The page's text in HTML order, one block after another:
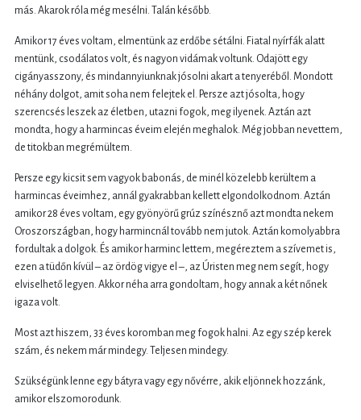
más. Akarok róla még mesélni. Talán később.
Amikor 17 éves voltam, elmentünk az erdőbe sétálni. Fiatal nyírfák alatt
mentünk, csodálatos volt, és nagyon vidámak voltunk. Odajött egy
cigányasszony, és mindannyiunknak jósolni akart a tenyeréből. Mondott
néhány dolgot, amit soha nem felejtek el. Persze azt jósolta, hogy
szerencsés leszek az életben, utazni fogok, meg ilyenek. Aztán azt
mondta, hogy a harmincas éveim elején meghalok. Még jobban nevettem,
de titokban megrémültem.
Persze egy kicsit sem vagyok babonás, de minél közelebb kerültem a
harmincas éveimhez, annál gyakrabban kellett elgondolkodnom. Aztán
amikor 28 éves voltam, egy gyönyörű grúz színésznő azt mondta nekem
Oroszországban, hogy harmincnál tovább nem jutok. Aztán komolyabbra
fordultak a dolgok. És amikor harminc lettem, megéreztem a szívemet is,
ezen a tüdőn kívül – az ördög vigye el –, az Úristen meg nem segít, hogy
elviselhető legyen. Akkor néha arra gondoltam, hogy annak a két nőnek
igaza volt.
Most azt hiszem, 33 éves koromban meg fogok halni. Az egy szép kerek
szám, és nekem már mindegy. Teljesen mindegy.
Szükségünk lenne egy bátyra vagy egy nővérre, akik eljönnek hozzánk,
amikor elszomorodunk.